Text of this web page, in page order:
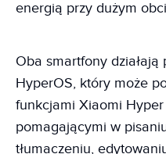
energią przy dużym
Oba smartfony
HyperOS, który może
funkcjami Xiaomi
pomagającymi w
tłumaczeniu,